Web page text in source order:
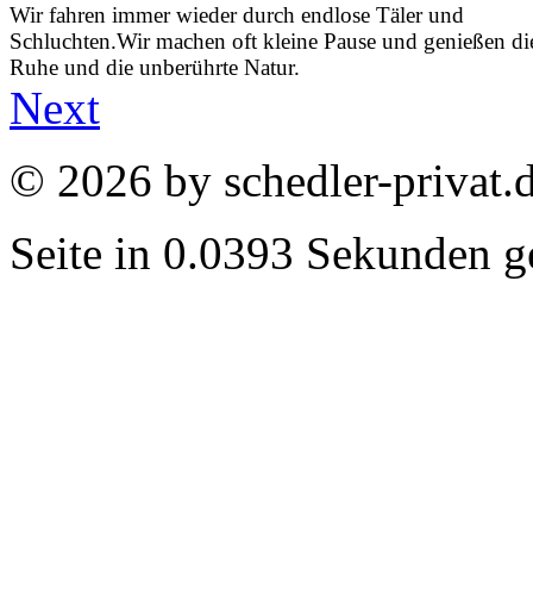
Wir fahren immer wieder durch endlose Täler und
Schluchten.Wir machen oft kleine Pause und genießen
Ruhe und die unberührte Natur.
Next
© 2026 by schedler-
Seite in 0.0393 Sekunden